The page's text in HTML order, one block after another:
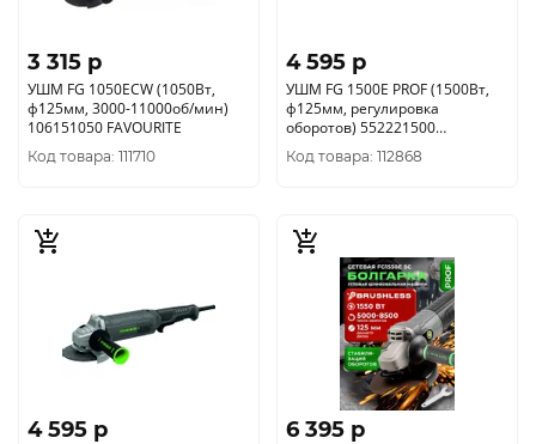
3 315 p
УШМ FG 1050ECW (1050Вт,
ф125мм, 3000-11000об/мин)
106151050 FAVOURITE
Код товара: 111710
4 595 p
УШМ FG 1500E PROF (1500Вт,
ф125мм, регулировка
оборотов) 552221500
FAVOURITE
Код товара: 112868
4 595 p 6 395 p